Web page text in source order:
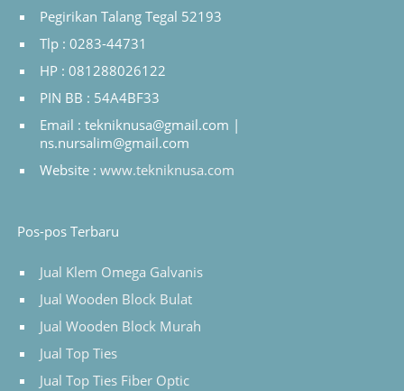
Pegirikan Talang Tegal 52193
Tlp : 0283-44731
HP : 081288026122
PIN BB : 54A4BF33
Email : tekniknusa@gmail.com |
ns.nursalim@gmail.com
Website : www.tekniknusa.com
Pos-pos Terbaru
Jual Klem Omega Galvanis
Jual Wooden Block Bulat
Jual Wooden Block Murah
Jual Top Ties
Jual Top Ties Fiber Optic